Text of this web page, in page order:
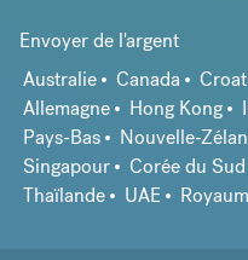
Envoyer de l'argent
Australie
Canada
Allemagne
Hong Kong
Pays-Bas
Nouvelle-
Singapour
Corée du Sud
Thaïlande
UAE